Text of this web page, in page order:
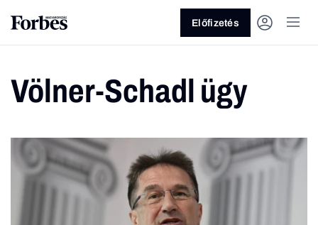
Vagy fedezze fel a következő
témákat
Előfizetés
Völner-Schadl ügy